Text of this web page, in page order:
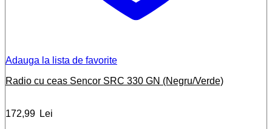
Adauga la lista de favorite
Radio cu ceas Sencor SRC 330 GN (Negru/Verde)
172,99 Lei